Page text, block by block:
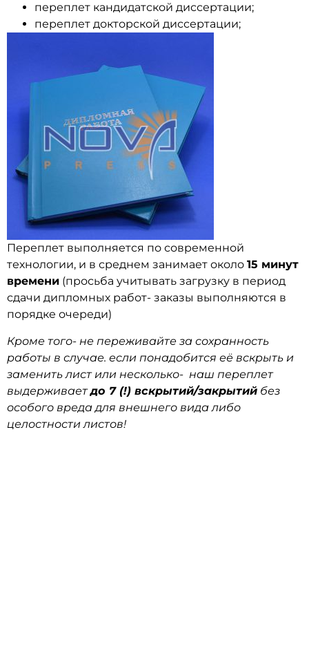
переплет кандидатской диссертации;
переплет докторской диссертации;
Переплет выполняется по современной
технологии, и в среднем занимает около 15 минут
времени (просьба учитывать загрузку в период
сдачи дипломных работ- заказы выполняются в
порядке очереди)
Кроме того- не переживайте за сохранность
работы в случае. если понадобится её вскрыть и
заменить лист или несколько- наш переплет
выдерживаетдо 7 (!) вскрытий/закрытий без
особого вреда для внешнего вида либо
целостности листов!